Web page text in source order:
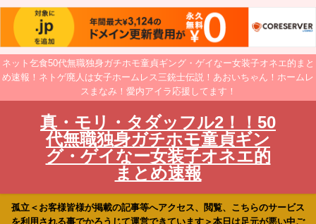
ネット乞食50代無職独身ガチホモ童貞ギング・ゲイなー女装子オネエ的まと
め速報！ネトゲ廃人は女子ホームレス三銃士伝説！あおいちゃん！ホームレ
スまなみ！愛内アイラ応援してます！
真・モリ・タダッフル2！！50
代無職独身ガチホモ童貞ギン
グ・ゲイなー女装子オネエ的
まとめ速報
孤立＜お客様皆様が掲載の記事等へアクセス、閲覧、こちらのサービス
を利用される事でかろうじて運営できています＞本日は足元が悪い中ご